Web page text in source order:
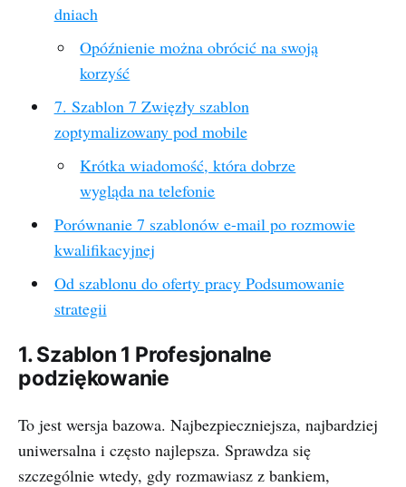
dniach
Opóźnienie można obrócić na swoją
korzyść
7. Szablon 7 Zwięzły szablon
zoptymalizowany pod mobile
Krótka wiadomość, która dobrze
wygląda na telefonie
Porównanie 7 szablonów e-mail po rozmowie
kwalifikacyjnej
Od szablonu do oferty pracy Podsumowanie
strategii
1. Szablon 1 Profesjonalne
podziękowanie
To jest wersja bazowa. Najbezpieczniejsza, najbardziej
uniwersalna i często najlepsza. Sprawdza się
szczególnie wtedy, gdy rozmawiasz z bankiem,